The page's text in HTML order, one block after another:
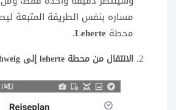
مساره بنفس الطريقة المتبعة
محطة Leherte
.
الانتقال من محطة leherte إلى